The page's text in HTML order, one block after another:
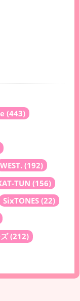
(443)
WEST. (192)
TUN (156)
SixTONES (22)
(212)